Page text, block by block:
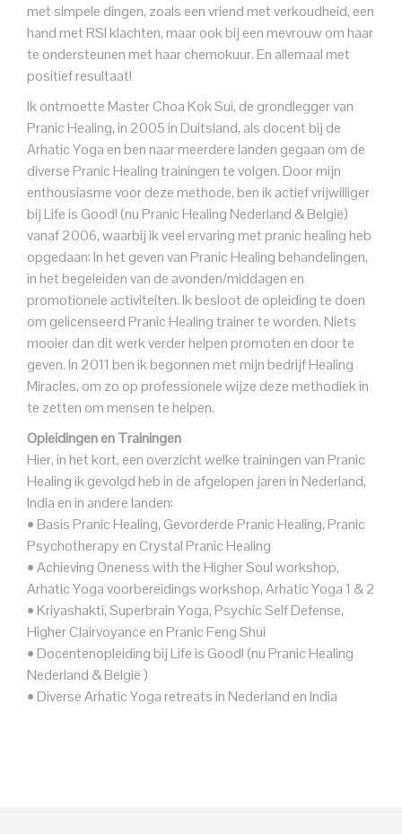
met simpele dingen, zoals een vriend met verkoudheid, een
hand met RSI klachten, maar ook bij een mevrouw om haar
te ondersteunen met haar chemokuur. En allemaal met
positief resultaat!
Ik ontmoette Master Choa Kok Sui, de grondlegger van
Pranic Healing, in 2005 in Duitsland, als docent bij de
Arhatic Yoga en ben naar meerdere landen gegaan om de
diverse Pranic Healing trainingen te volgen. Door mijn
enthousiasme voor deze methode, ben ik actief vrijwilliger
bij Life is Good! (nu Pranic Healing Nederland & België)
vanaf 2006, waarbij ik veel ervaring met pranic healing heb
opgedaan: In het geven van Pranic Healing behandelingen,
in het begeleiden van de avonden/middagen en
promotionele activiteiten. Ik besloot de opleiding te doen
om gelicenseerd Pranic Healing trainer te worden. Niets
mooier dan dit werk verder helpen promoten en door te
geven. In 2011 ben ik begonnen met mijn bedrijf Healing
Miracles, om zo op professionele wijze deze methodiek in
te zetten om mensen te helpen.
Opleidingen en Trainingen
Hier, in het kort, een overzicht welke trainingen van Pranic
Healing ik gevolgd heb in de afgelopen jaren in Nederland,
India en in andere landen:
• Basis Pranic Healing, Gevorderde Pranic Healing, Pranic
Psychotherapy en Crystal Pranic Healing
• Achieving Oneness with the Higher Soul workshop,
Arhatic Yoga voorbereidings workshop, Arhatic Yoga 1 & 2
• Kriyashakti, Superbrain Yoga, Psychic Self Defense,
Higher Clairvoyance en Pranic Feng Shui
• Docentenopleiding bij Life is Good! (nu Pranic Healing
Nederland & België )
• Diverse Arhatic Yoga retreats in Nederland en India